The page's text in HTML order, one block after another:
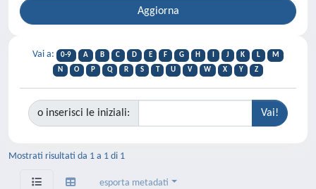
Vai a: 0-9 A B C D E F G H J K L
M
N
O P Q R S T U V W X Y Z
o inserisci le iniziali:
Mostrati risultati da 1 a 1 di 1
esporta metadati